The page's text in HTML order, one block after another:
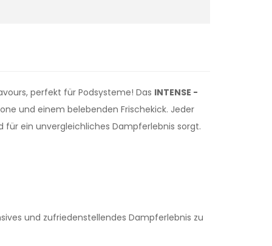
perfekt für Podsysteme! Das INTENSE -
und einem belebenden Frischekick. Jeder
für ein unvergleichliches Dampferlebnis sorgt.
und zufriedenstellendes Dampferlebnis zu